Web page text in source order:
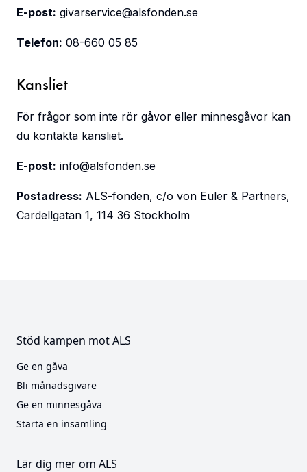
E-post: givarservice@alsfonden.se
Telefon: 08-660 05 85
Kansliet
För frågor som inte rör gåvor eller minnesgåvor kan
du kontakta kansliet.
E-post: info@alsfonden.se
Postadress: ALS-fonden, c/o von Euler & Partners,
Cardellgatan 1, 114 36 Stockholm
Stöd kampen mot ALS
Ge en gåva
Bli månadsgivare
Ge en minnesgåva
Starta en insamling
Lär dig mer om ALS